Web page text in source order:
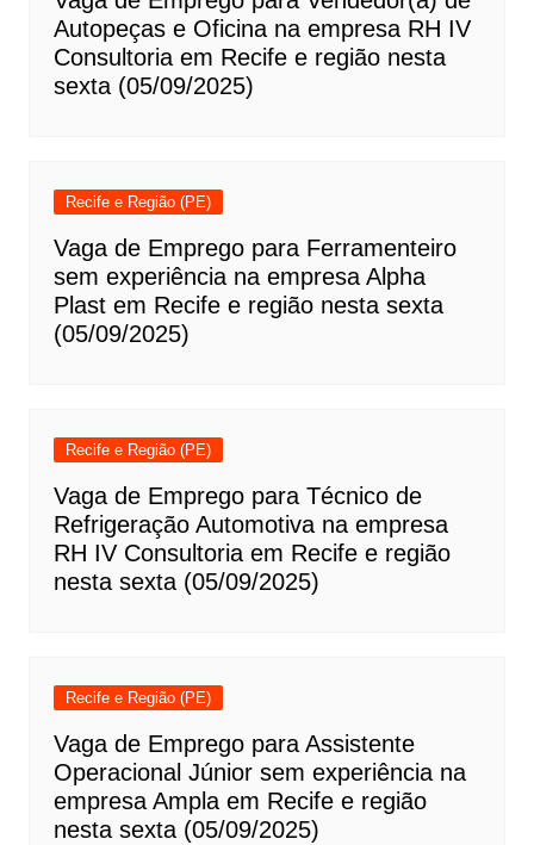
Autopeças e Oficina na empresa RH IV
Consultoria em Recife e região nesta
sexta (05/09/2025)
Recife e Região (PE)
Vaga de Emprego para Ferramenteiro
sem experiência na empresa Alpha
Plast em Recife e região nesta sexta
(05/09/2025)
Recife e Região (PE)
Vaga de Emprego para Técnico de
Refrigeração Automotiva na empresa
RH IV Consultoria em Recife e região
nesta sexta (05/09/2025)
Recife e Região (PE)
Vaga de Emprego para Assistente
Operacional Júnior sem experiência na
empresa Ampla em Recife e região
nesta sexta (05/09/2025)